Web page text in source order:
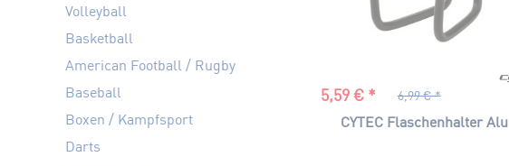
Volleyball
Basketball
American Football / Rugby
Baseball
Boxen / Kampfsport
Darts
CYTEC Flaschenhalter Alu
6,99 € *
5,59 € *